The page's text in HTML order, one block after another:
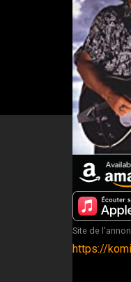
Site de
https://